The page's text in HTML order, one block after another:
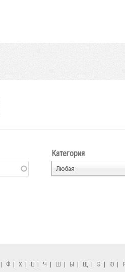
Категория
Любая
| Ф | Х | Ц | Ч | Ш | Ы | Щ | Э | Ю | Я